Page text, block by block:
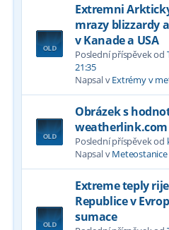
Extremni
mrazy blizzardy
v Kanade a USA
Poslední příspěvek od
21:35
Napsal vExtrémy v
Obrázek s
Poslední příspěvek od
Napsal vMeteostanice
Extreme teply
Republice v
sumace